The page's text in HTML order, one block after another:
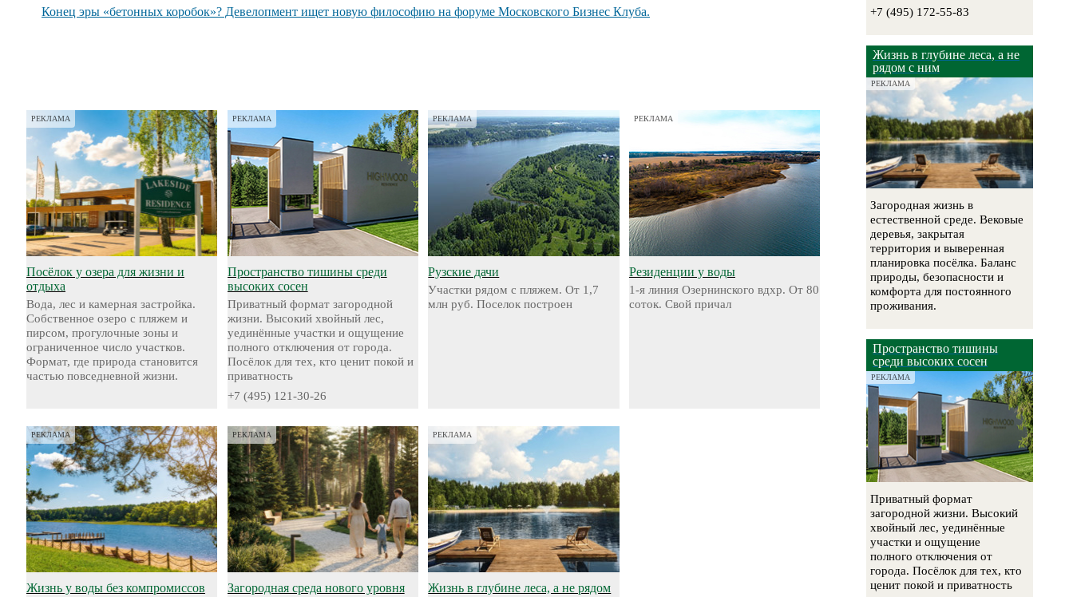
Конец эры «бетонных коробок»? Девелопмент ищет новую философию на форуме Московского Бизнес Клуба.
РЕКЛАМА
Посёлок у озера для жизни и
отдыха
Вода, лес и камерная застройка.
Собственное озеро с пляжем и
пирсом, прогулочные зоны и
ограниченное число участков.
Формат, где природа становится
частью повседневной жизни.
РЕКЛАМА
Пространство тишины среди
высоких сосен
Приватный формат загородной
жизни. Высокий хвойный лес,
уединённые участки и ощущение
полного отключения от города.
Посёлок для тех, кто ценит покой и
приватность
+7 (495) 121-30-26
РЕКЛАМА
Рузские дачи
Участки рядом с пляжем. От 1,7
млн руб. Поселок построен
РЕКЛАМА
Резиденции у воды
1-я линия Озернинского вдхр. От 80
соток. Свой причал
РЕКЛАМА
Жизнь у воды без компромиссов
РЕКЛАМА
Загородная среда нового уровня
РЕКЛАМА
Жизнь в глубине леса, а не рядом
+7 (495) 172-55-83
Жизнь в глубине леса, а не
рядом с ним
РЕКЛАМА
Загородная жизнь в
естественной среде. Вековые
деревья, закрытая
территория и выверенная
планировка посёлка. Баланс
природы, безопасности и
комфорта для постоянного
проживания.
Пространство тишины
среди высоких сосен
РЕКЛАМА
Приватный формат
загородной жизни. Высокий
хвойный лес, уединённые
участки и ощущение
полного отключения от
города. Посёлок для тех, кто
ценит покой и приватность